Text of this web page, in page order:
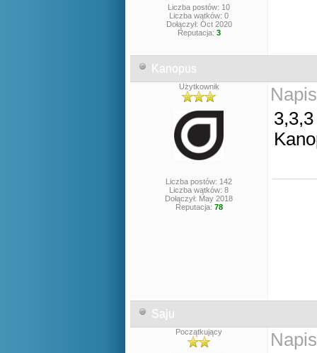
Liczba postów: 10
Liczba wątków: 0
Dołączył: Oct 2020
Reputacja: 3
Kanopus
Użytkownik
Liczba postów: 142
Liczba wątków: 8
Dołączył: May 2018
Reputacja: 78
3,3,3
Saju
Początkujący